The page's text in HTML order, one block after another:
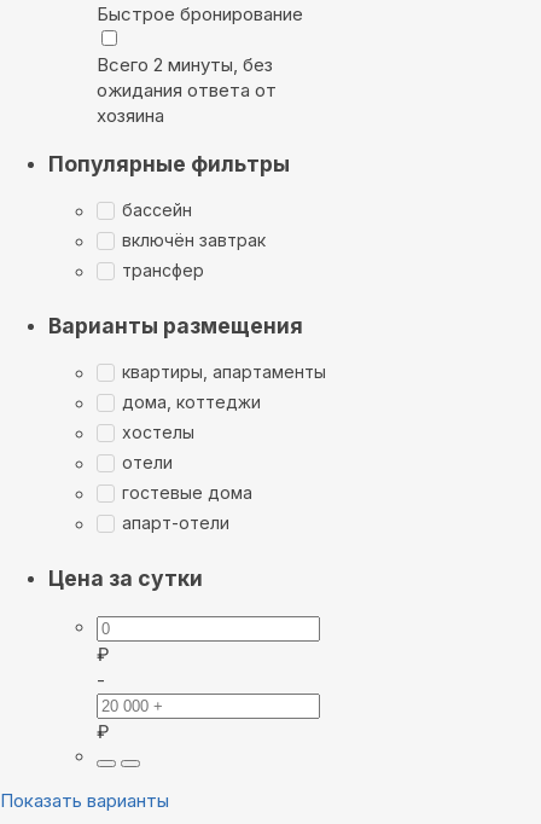
Быстрое бронирование
Всего 2 минуты, без
ожидания ответа от
хозяина
Популярные фильтры
бассейн
включён завтрак
трансфер
Варианты размещения
квартиры, апартаменты
дома, коттеджи
хостелы
отели
гостевые дома
апарт-отели
Цена за сутки
₽
-
₽
Показать варианты